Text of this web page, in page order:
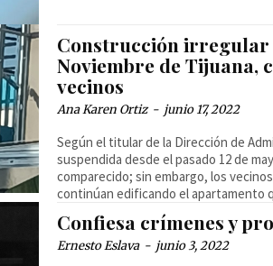
Construcción irregular
Noviembre de Tijuana,
vecinos
Ana Karen Ortiz - junio 17, 2022
Según el titular de la Dirección de
suspendida desde el pasado 12 de
comparecido; sin embargo, los
continúan edificando el apartamento
Confiesa crímenes y
Ernesto Eslava - junio 3, 2022